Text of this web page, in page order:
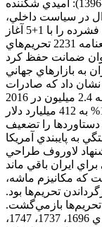
اعتدال در سياست داخلي،
وارد ميدان شد. محمدجواد ظريف مذاکرات فشرده را با 1+5 آغاز
کرد. در ژوئيه 2015، برجام امضا شد و قطعنامه 2231 تحريم‌هاي
به بازارهاي جهاني
بازگشت. گزارش بانک جهاني در سال2016 نشان داد که صادرات
نفت ايران از 1.1 ميليون بشکه در روز (2014) به 2.4 ميليون در 2016
رسيد. توليد ناخالص داخلي ايران با رشد 12.5% به 412 ميليارد دلار
اما خروج آمريکا در 2018 اين دستاوردها را تضعيف
به پايبندي آمريکا
لاوروف طراحي
که مکانيزم ماشه،
2231، آماده بازگرداندن تحريم‌ها بود.
کند، تحريم‌ها بازمي‌گشت.
تحريم‌هاي پشت ماشه شامل قطعنامه‌هاي 1696، 1737، 1747،